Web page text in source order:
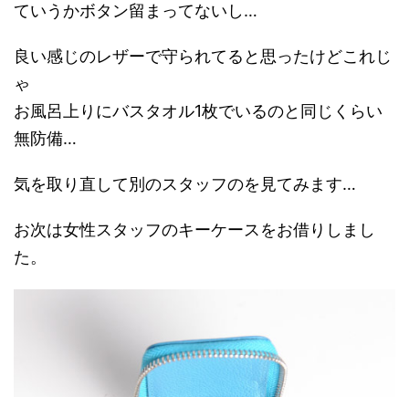
ていうかボタン留まってないし…
良い感じのレザーで守られてると思ったけどこれじ
ゃ
お風呂上りにバスタオル1枚でいるのと同じくらい
無防備…
気を取り直して別のスタッフのを見てみます…
お次は女性スタッフのキーケースをお借りしまし
た。